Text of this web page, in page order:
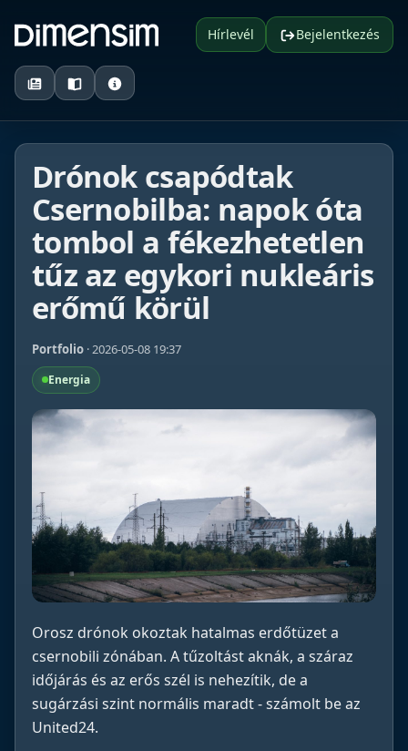
Hírlevél Bejelentkezés
Drónok csapódtak
Csernobilba: napok óta
tombol a fékezhetetlen
tűz az egykori nukleáris
erőmű körül
Portfolio · 2026-05-08 19:37
Energia
Orosz drónok okoztak hatalmas erdőtüzet a
csernobili zónában. A tűzoltást aknák, a száraz
időjárás és az erős szél is nehezítik, de a
sugárzási szint normális maradt - számolt be az
United24.